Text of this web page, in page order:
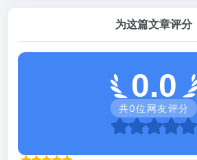
为这篇文章评分
0.0
共0位网友评分